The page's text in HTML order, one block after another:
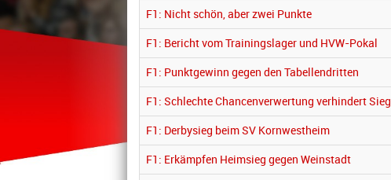
F1: Nicht schön, aber zwei Punkte
F1: Bericht vom Trainingslager und HVW-Pokal
F1: Punktgewinn gegen den Tabellendritten
F1: Schlechte Chancenverwertung verhindert Sieg
F1: Derbysieg beim SV Kornwestheim
F1: Erkämpfen Heimsieg gegen Weinstadt